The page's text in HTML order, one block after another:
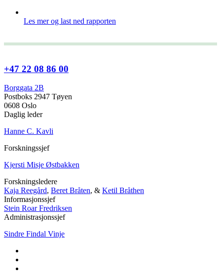
Les mer og last ned rapporten
+47 22 08 86 00
Borggata 2B
Postboks 2947 Tøyen
0608 Oslo
Daglig leder
Hanne C. Kavli
Forskningssjef
Kjersti Misje Østbakken
Forskningsledere
Kaja Reegård, Beret Bråten, & Ketil Bråthen
Informasjonssjef
Stein Roar Fredriksen
Administrasjonssjef
Sindre Findal Vinje